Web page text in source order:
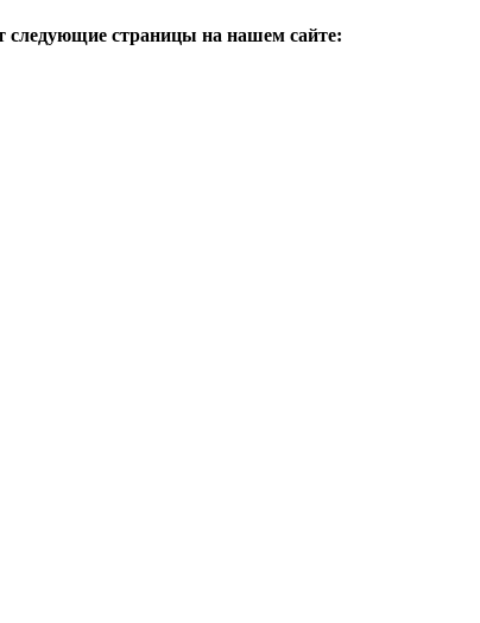
следующие страницы на нашем сайте: